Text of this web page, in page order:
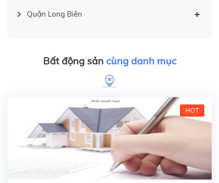
Quận Long Biên
Bất động sản cùng danh mục
HOT